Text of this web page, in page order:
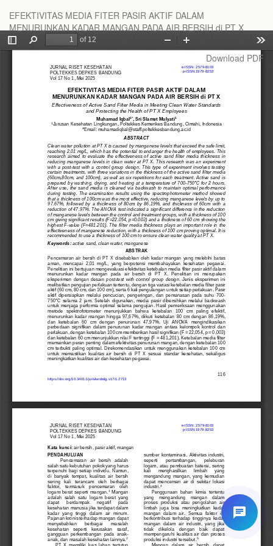
Article
Details
EFEKTIVITAS MEDIA FITER PASIR AKTIF DALAM
MENURUNKAN KADAR MANGAN PADA AIR BERSIH di PT X
Download
Download PDF